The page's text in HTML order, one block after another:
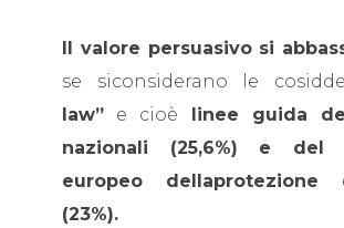
Il valore persuasivo si
se siconsiderano le
law” e cioè linee guida
nazionali (25,6%) e del
europeo
(23%).